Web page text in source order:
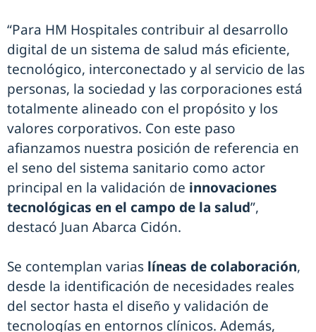
“Para HM Hospitales contribuir al desarrollo
digital de un sistema de salud más eficiente,
tecnológico, interconectado y al servicio de las
personas, la sociedad y las corporaciones está
totalmente alineado con el propósito y los
valores corporativos. Con este paso
afianzamos nuestra posición de referencia en
el seno del sistema sanitario como actor
principal en la validación de innovaciones
tecnológicas en el campo de la salud”,
destacó Juan Abarca Cidón.
Se contemplan varias líneas de colaboración,
desde la identificación de necesidades reales
del sector hasta el diseño y validación de
tecnologías en entornos clínicos. Además,